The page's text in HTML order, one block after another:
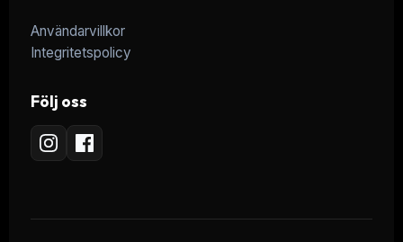
Användarvillkor
Integritetspolicy
Följ oss